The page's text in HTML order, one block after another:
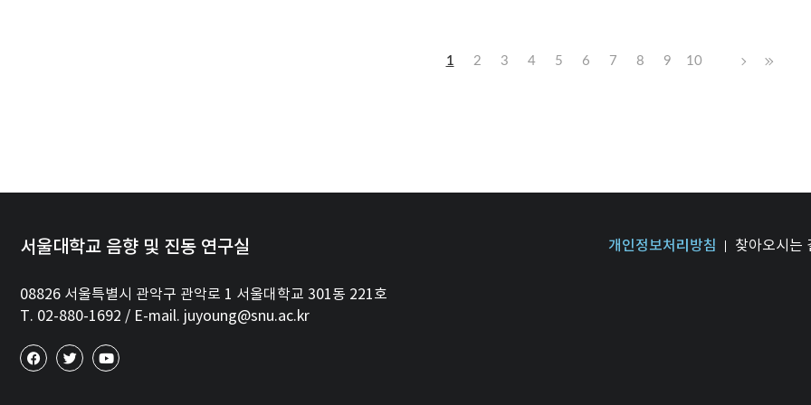
1 2 3 4 5 6 7 8 9 10
서울대학교 음향 및 진동 연구실 개인정보처리방침 찾아오시는
08826 서울특별시 관악구 관악로 1 서울대학교 301동 221호
T. 02-880-1692 / E-mail. juyoung@snu.ac.kr